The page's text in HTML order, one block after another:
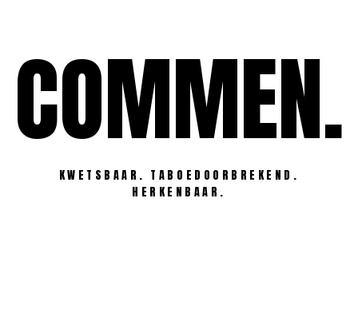
inhoudCOMMEN.
KWETSBAAR. TABOEDOORBREKEND.
HERKENBAAR.